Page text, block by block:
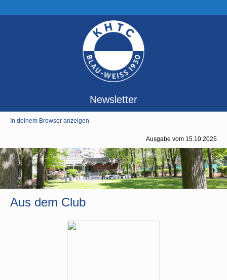
Newsletter
In deinem Browser anzeigen
Ausgabe vom 15.10.2025
Aus dem Club